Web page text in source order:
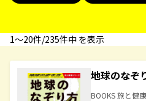
1〜20件/235件中 を表示
地球のな
BOOKS 旅と健康